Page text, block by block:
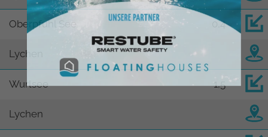
Oberpfuhl See 0,4
Lychen
Wurlsee 1,5
Lychen